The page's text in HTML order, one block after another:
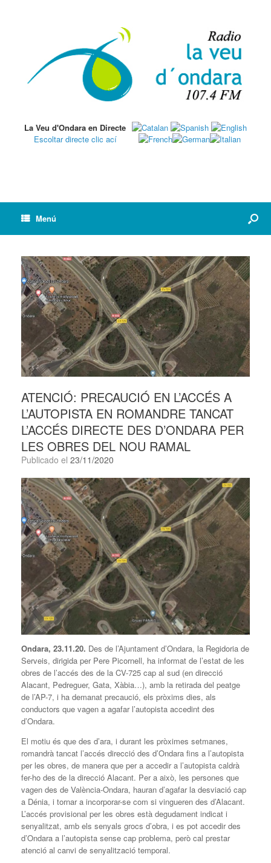
La Veu d'Ondara en Directe
Escoltar directe clic ací
Menú
ATENCIÓ: PRECAUCIÓ EN L’ACCÉS A
L’AUTOPISTA EN ROMANDRE TANCAT
L’ACCÉS DIRECTE DES D’ONDARA PER
LES OBRES DEL NOU RAMAL
Publicado el 23/11/2020
Ondara, 23.11.20. Des de l’Ajuntament d’Ondara, la Regidoria de
Serveis, dirigida per Pere Picornell, ha informat de l’estat de les
obres de l’accés des de la CV-725 cap al sud (en direcció
Alacant, Pedreguer, Gata, Xàbia…), amb la retirada del peatge
de l’AP-7, i ha demanat precaució, els pròxims dies, als
conductors que vagen a agafar l’autopista accedint des
d’Ondara.
El motiu és que des d’ara, i durant les pròximes setmanes,
romandrà tancat l’accés direcció des d’Ondara fins a l’autopista
per les obres, de manera que per a accedir a l’autopista caldrà
fer-ho des de la direcció Alacant. Per a això, les persones que
vagen des de València-Ondara, hauran d’agafar la desviació cap
a Dénia, i tornar a incorporar-se com si vingueren des d’Alacant.
L’accés provisional per les obres està degudament indicat i
senyalitzat, amb els senyals grocs d’obra, i es pot accedir des
d’Ondara a l’autopista sense cap problema, però cal prestar
atenció al canvi de senyalització temporal.